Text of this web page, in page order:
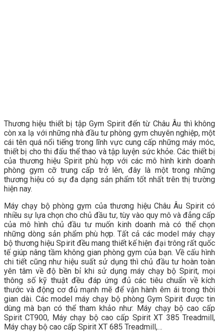
Thương hiệu thiết bị tập Gym Spirit đến từ Châu Âu thì không
còn xa lạ với những nhà đầu tư phòng gym chuyên nghiệp, một
cái tên quá nổi tiếng trong lĩnh vực cung cấp những máy móc,
thiết bị cho thi đấu thể thao và tập luyện sức khỏe. Các thiết bị
của thương hiệu Spirit phù hợp với các mô hình kinh doanh
phòng gym cỡ trung cấp trở lên, đây là một trong những
thương hiệu có sự đa dạng sản phẩm tốt nhất trên thị trường
hiện nay.
Máy chạy bộ phòng gym của thương hiệu Châu Âu Spirit có
nhiều sự lựa chọn cho chủ đầu tư, tùy vào quy mô và đẳng cấp
của mô hình chủ đầu tư muốn kinh doanh mà có thể chọn
những dòng sản phẩm phù hợp. Tất cả các model máy chạy
bộ thương hiệu Spirit đều mang thiết kế hiện đại trông rất quốc
tế giúp nâng tầm không gian phòng gym của bạn. Về cấu hình
chi tiết cũng như hiệu suất sử dụng thì chủ đầu tư hoàn toàn
yên tâm về độ bền bỉ khi sử dụng máy chạy bộ Spirit, mọi
thông số kỹ thuật đều đáp ứng đủ các tiêu chuẩn về kích
thước và động cơ đủ mạnh mẽ để vận hành êm ái trong thời
gian dài. Các model máy chạy bộ phòng Gym Spirit được tin
dùng mà bạn có thể tham khảo như: Máy chạy bộ cao cấp
Spirit CT900, Máy chạy bộ cao cấp Spirit XT 385 Treadmill,
Máy chạy bộ cao cấp Spirit XT 685 Treadmill,…